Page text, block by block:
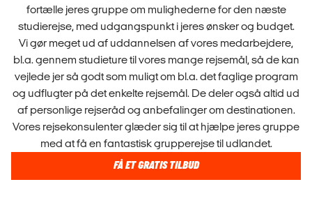
fortælle jeres gruppe om mulighederne for den næste
studierejse, med udgangspunkt i jeres ønsker og budget.
Vi gør meget ud af uddannelsen af vores medarbejdere,
bl.a. gennem studieture til vores mange rejsemål, så de kan
vejlede jer så godt som muligt om bl.a. det faglige program
og udflugter på det enkelte rejsemål. De deler også altid ud
af personlige rejseråd og anbefalinger om destinationen.
Vores rejsekonsulenter glæder sig til at hjælpe jeres gruppe
med at få en fantastisk grupperejse til udlandet.
FÅ ET GRATIS TILBUD